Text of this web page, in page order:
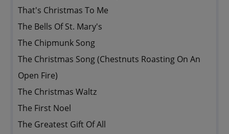
That's Christmas To Me
The Bells Of St. Mary's
The Chipmunk Song
The Christmas Song (Chestnuts Roasting On An
Open Fire)
The Christmas Waltz
The First Noel
The Greatest Gift Of All